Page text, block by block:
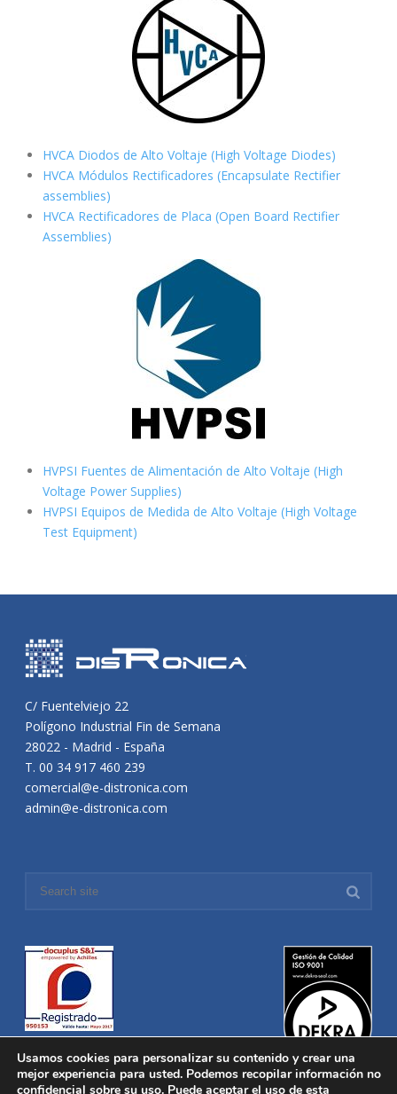
HVCA Diodos de Alto Voltaje (High Voltage Diodes)
HVCA Módulos Rectificadores (Encapsulate Rectifier
assemblies)
HVCA Rectificadores de Placa (Open Board Rectifier
Assemblies)
HVPSI Fuentes de Alimentación de Alto Voltaje (High
Voltage Power Supplies)
HVPSI Equipos de Medida de Alto Voltaje (High Voltage
Test Equipment)
C/ Fuentelviejo 22
Polígono Industrial Fin de Semana
28022 - Madrid - España
T. 00 34 917 460 239
comercial@e-distronica.com
admin@e-distronica.com
Usamos cookies para personalizar su contenido y crear una
mejor experiencia para usted. Podemos recopilar información no
confidencial sobre su uso. Puede aceptar el uso de esta